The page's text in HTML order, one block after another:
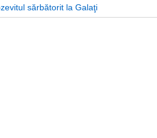
sărbătorit la Galaţi